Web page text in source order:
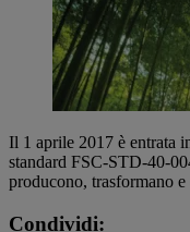
Il 1 aprile 2017 è entrata
standard FSC-STD-40-
producono, trasformano
Condividi: